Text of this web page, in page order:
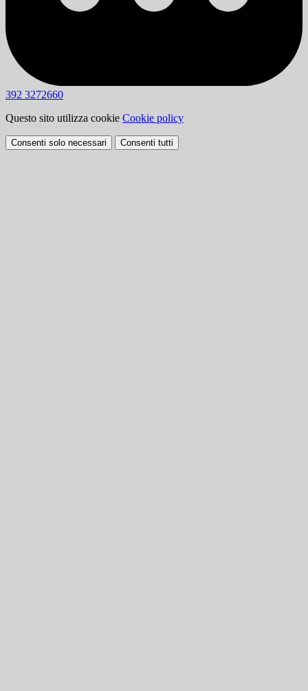
392 3272660
Questo sito utilizza cookie Cookie policy
Consenti solo necessari Consenti tutti